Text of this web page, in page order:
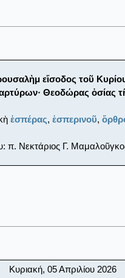
εἴσοδος τοῦ
Θεοδώρας ὁσίας
ἑσπέρας, ἑσπερινοῦ,
π. Νεκτάριος Γ.
Κυριακή, 05 Απριλίου 2026